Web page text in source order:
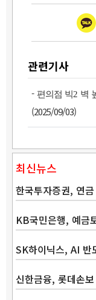
관련기사
- 편의점 빅2 벽
(2025/09/03)
최신뉴스
한국투자증권, 연
KB국민은행, 예금
SK하이닉스, AI
신한금융, 롯데손